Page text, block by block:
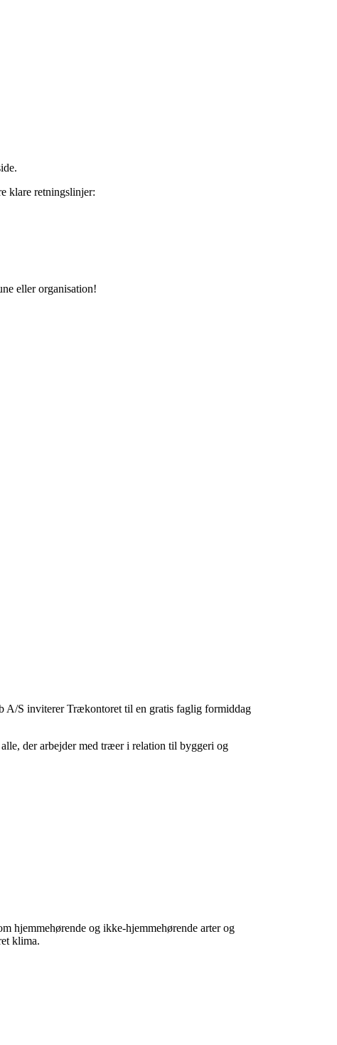
klare retningslinjer:
eller organisation!
A/S inviterer Trækontoret til en gratis faglig formiddag
der arbejder med træer i relation til byggeri og
hjemmehørende og ikke-hjemmehørende arter og
klima.